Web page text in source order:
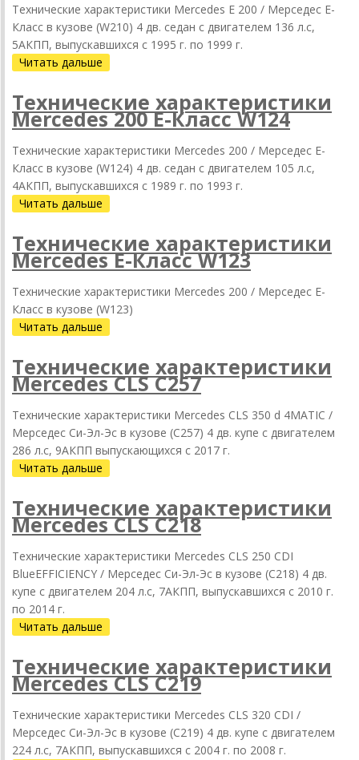
Технические характеристики Mercedes E 200 / Мерседес Е-
Класс в кузове (W210) 4 дв. седан с двигателем 136 л.с,
5АКПП, выпускавшихся c 1995 г. по 1999 г.
Читать дальше
Технические характеристики
Mercedes 200 Е-Класс W124
Технические характеристики Mercedes 200 / Мерседес Е-
Класс в кузове (W124) 4 дв. седан с двигателем 105 л.с,
4АКПП, выпускавшихся c 1989 г. по 1993 г.
Читать дальше
Технические характеристики
Mercedes Е-Класс W123
Технические характеристики Mercedes 200 / Мерседес Е-
Класс в кузове (W123)
Читать дальше
Технические характеристики
Mercedes CLS C257
Технические характеристики Mercedes CLS 350 d 4MATIC /
Мерседес Си-Эл-Эс в кузове (C257) 4 дв. купе с двигателем
286 л.с, 9АКПП выпускающихся c 2017 г.
Читать дальше
Технические характеристики
Mercedes CLS C218
Технические характеристики Mercedes CLS 250 CDI
BlueEFFICIENCY / Мерседес Си-Эл-Эс в кузове (C218) 4 дв.
купе с двигателем 204 л.с, 7АКПП, выпускавшихся c 2010 г.
по 2014 г.
Читать дальше
Технические характеристики
Mercedes CLS C219
Технические характеристики Mercedes CLS 320 CDI /
Мерседес Си-Эл-Эс в кузове (C219) 4 дв. купе с двигателем
224 л.с, 7АКПП, выпускавшихся c 2004 г. по 2008 г.